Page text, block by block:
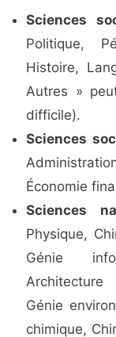
Sciences
Politique,
Histoire,
Autres »
difficile).
Sciences
Économie
Sciences
Physique,
Génie
Architecture
Génie
chimique,